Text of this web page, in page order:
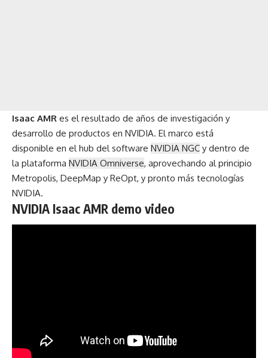
Isaac AMR es el resultado de años de investigación y
desarrollo de productos en NVIDIA. El marco está
disponible en el hub del software NVIDIA NGC y dentro de
la plataforma NVIDIA Omniverse, aprovechando al principio
Metropolis, DeepMap y ReOpt, y pronto más tecnologías
NVIDIA.
NVIDIA Isaac AMR demo video